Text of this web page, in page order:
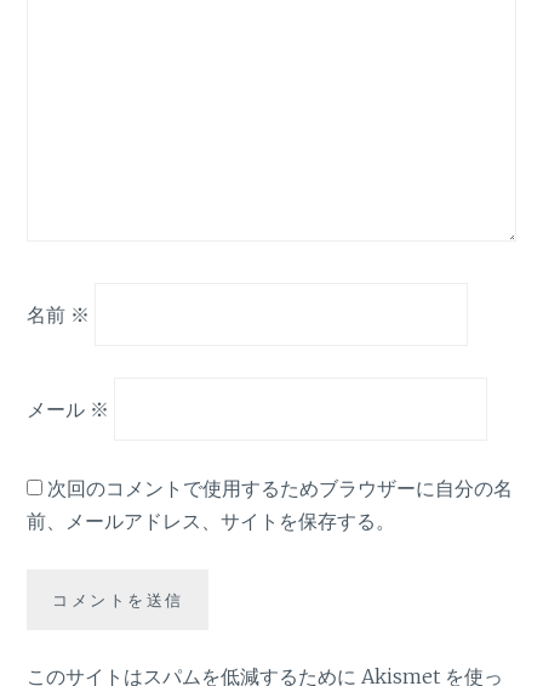
名前 ※
メール ※
次回のコメントで使用するためブラウザーに自分の名
前、メールアドレス、サイトを保存する。
このサイトはスパムを低減するために Akismet を使っ